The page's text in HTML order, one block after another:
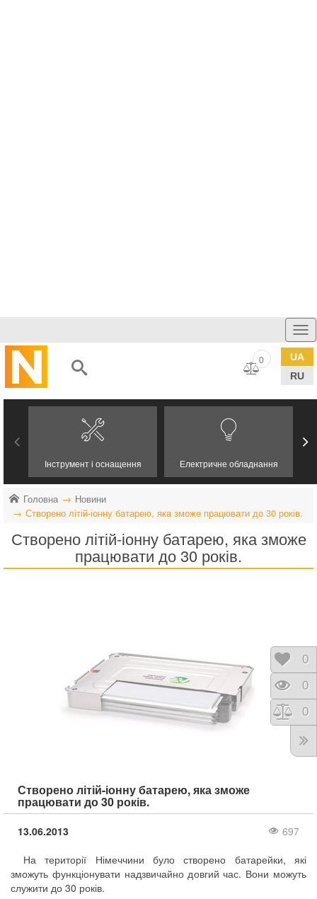
UA
RU
0
Інструмент і оснащення Електричне обладнання
Головна
Новини
Створено літій-іонну батарею, яка зможе працювати до 30 років.
Створено літій-іонну батарею, яка зможе
працювати до 30 років.
Створено літій-іонну батарею, яка зможе
працювати до 30 років.
13.06.2013
697
На території Німеччини було створено батарейки, які
зможуть функціонувати надзвичайно довгий час. Вони можуть
служити до 30 років.
0
0
0